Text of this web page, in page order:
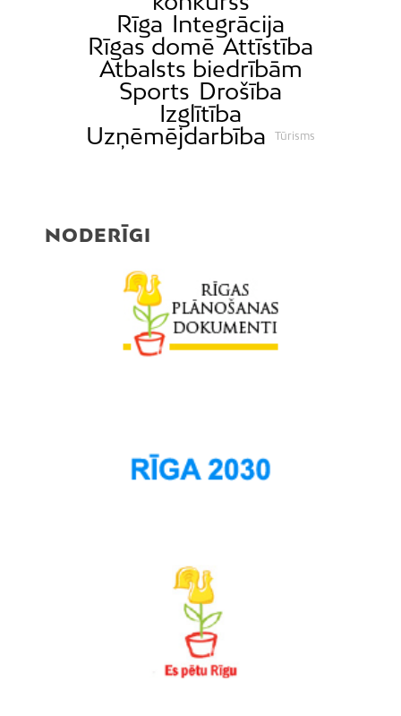
Rīga Integrācija
Rīgas domē Attīstība
Atbalsts biedrībām
Sports Drošība
Izglītība
Uzņēmējdarbība
Tūrisms
NODERĪGI